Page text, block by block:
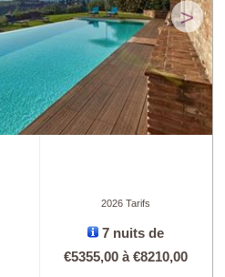
>
2026 Tarifs
7 nuits de
€5355,00 à€8210,00